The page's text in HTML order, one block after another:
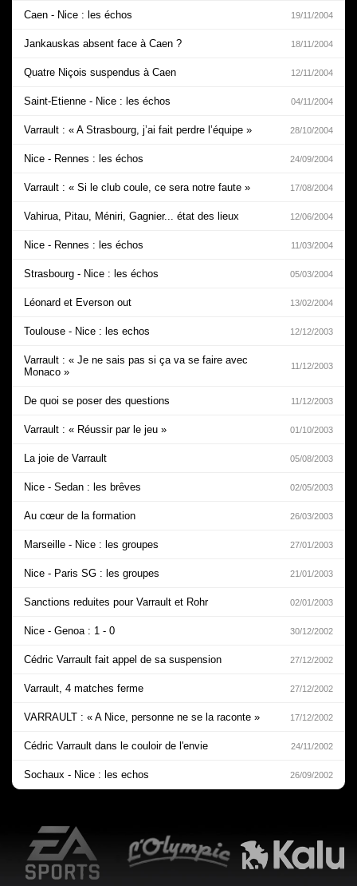
Caen - Nice : les échos 19/11/2004
Jankauskas absent face à Caen ? 18/11/2004
Quatre Niçois suspendus à Caen 12/11/2004
Saint-Etienne - Nice : les échos 04/11/2004
Varrault : « A Strasbourg, j’ai fait perdre l’équipe » 28/10/2004
Nice - Rennes : les échos 24/09/2004
Varrault : « Si le club coule, ce sera notre faute » 17/08/2004
Vahirua, Pitau, Méniri, Gagnier... état des lieux 12/06/2004
Nice - Rennes : les échos 11/03/2004
Strasbourg - Nice : les échos 05/03/2004
Léonard et Everson out 13/02/2004
Toulouse - Nice : les echos 12/12/2003
Varrault : « Je ne sais pas si ça va se faire avec
Monaco »
11/12/2003
De quoi se poser des questions 11/12/2003
Varrault : « Réussir par le jeu » 01/10/2003
La joie de Varrault 05/08/2003
Nice - Sedan : les brêves 02/05/2003
Au cœur de la formation 26/03/2003
Marseille - Nice : les groupes 27/01/2003
Nice - Paris SG : les groupes 21/01/2003
Sanctions reduites pour Varrault et Rohr 02/01/2003
Nice - Genoa : 1 - 0 30/12/2002
Cédric Varrault fait appel de sa suspension 27/12/2002
Varrault, 4 matches ferme 27/12/2002
VARRAULT : « A Nice, personne ne se la raconte » 17/12/2002
Cédric Varrault dans le couloir de l'envie 24/11/2002
Sochaux - Nice : les echos 26/09/2002
EA Sports